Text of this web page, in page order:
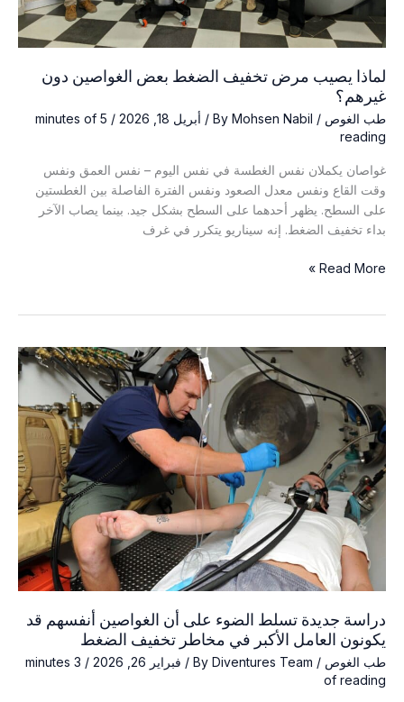
لماذا يصيب مرض تخفيف الضغط بعض الغواصين دون
غيرهم؟
طب الغوص/ By
Mohsen Nabil
/أبريل 18, 2026 /
5 minutes of
reading
غواصان يكملان نفس الغطسة في نفس اليوم – نفس العمق ونفس
وقت القاع ونفس معدل الصعود ونفس الفترة الفاصلة بين الغطستين
على السطح. يظهر أحدهما على السطح بشكل جيد. بينما يصاب الآخر
بداء تخفيف الضغط. إنه سيناريو يتكرر في غرف
لماذا
الضغط
دون
غيرهم؟
Read More »
دراسة جديدة تسلط الضوء على أن الغواصين أنفسهم قد
يكونون العامل الأكبر في مخاطر تخفيف الضغط
طب الغوص/ By
Diventures Team
/فبراير 26, 2026 /
3 minutes
of reading